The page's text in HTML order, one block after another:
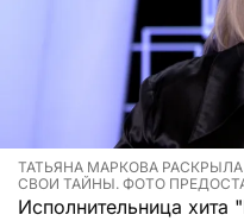
ТАТЬЯНА МАРКОВА
СВОИ ТАЙНЫ. ФОТО
Исполнительница хита